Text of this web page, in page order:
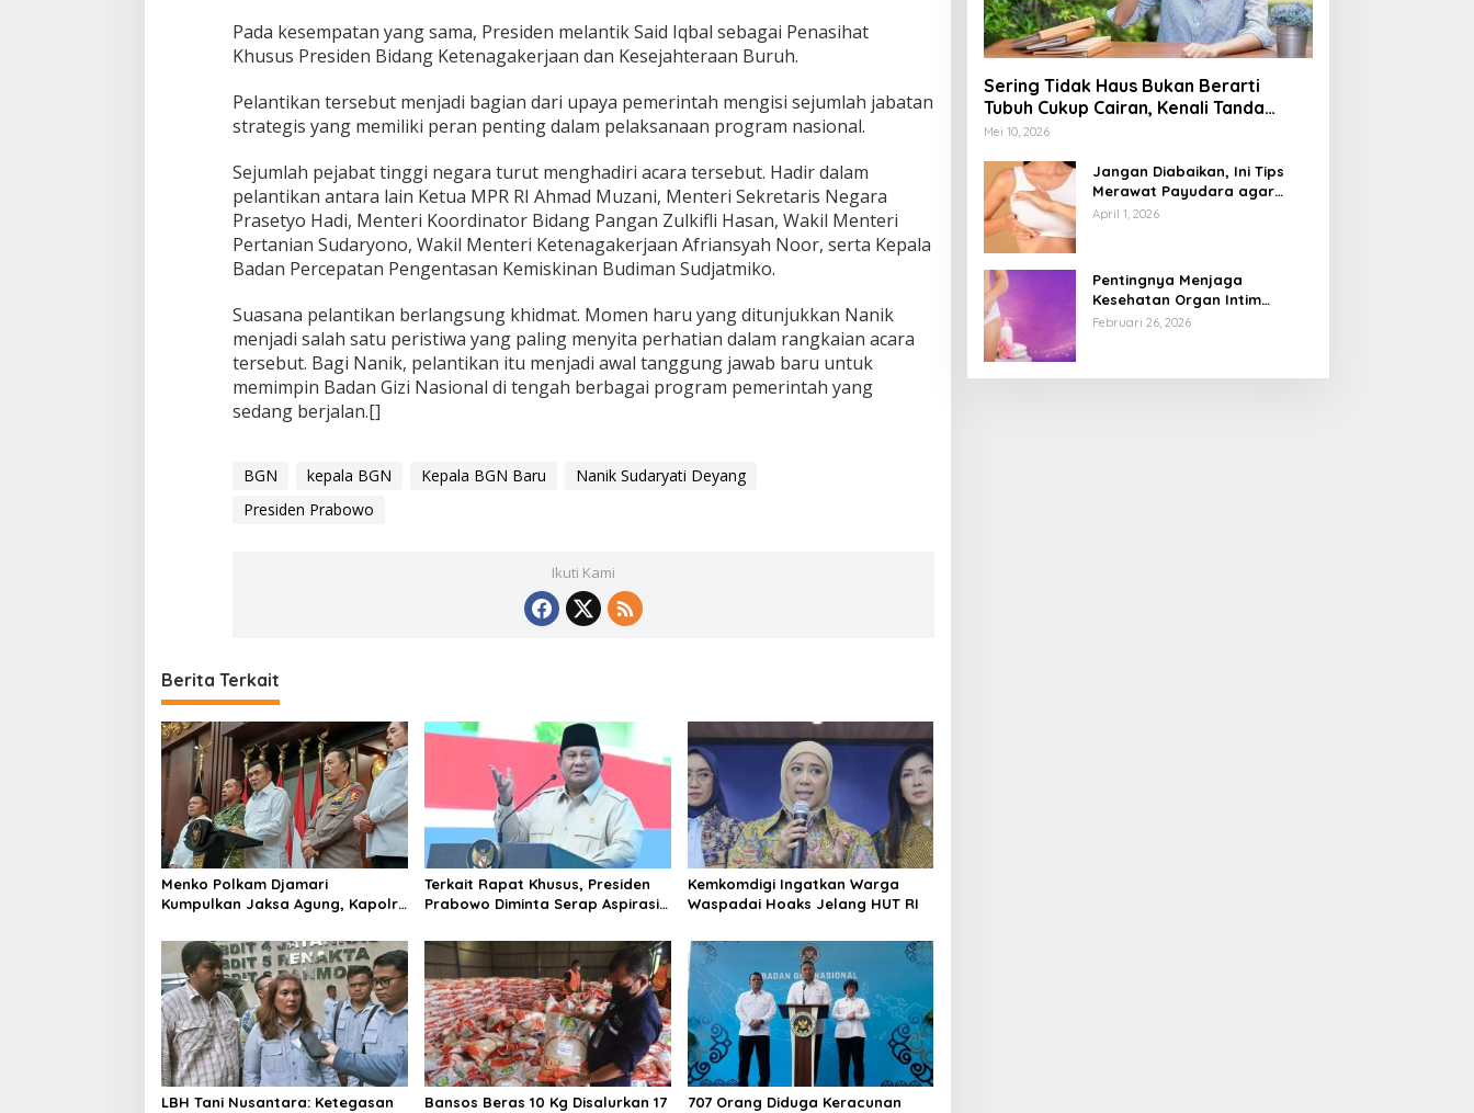
Pada kesempatan yang sama, Presiden melantik Said Iqbal sebagai Penasihat
Khusus Presiden Bidang Ketenagakerjaan dan Kesejahteraan Buruh.
Pelantikan tersebut menjadi bagian dari upaya pemerintah mengisi sejumlah jabatan
strategis yang memiliki peran penting dalam pelaksanaan program nasional.
Sejumlah pejabat tinggi negara turut menghadiri acara tersebut. Hadir dalam
pelantikan antara lain Ketua MPR RI Ahmad Muzani, Menteri Sekretaris Negara
Prasetyo Hadi, Menteri Koordinator Bidang Pangan Zulkifli Hasan, Wakil Menteri
Pertanian Sudaryono, Wakil Menteri Ketenagakerjaan Afriansyah Noor, serta Kepala
Badan Percepatan Pengentasan Kemiskinan Budiman Sudjatmiko.
Suasana pelantikan berlangsung khidmat. Momen haru yang ditunjukkan Nanik
menjadi salah satu peristiwa yang paling menyita perhatian dalam rangkaian acara
tersebut. Bagi Nanik, pelantikan itu menjadi awal tanggung jawab baru untuk
memimpin Badan Gizi Nasional di tengah berbagai program pemerintah yang
sedang berjalan.[]
BGN kepala BGN Kepala BGN Baru
Nanik Sudaryati Deyang
Presiden Prabowo
Ikuti Kami
Berita Terkait
Menko Polkam Djamari
Kumpulkan Jaksa Agung, Kapolri,
Bahas Situasi Nasional
Terkait Rapat Khusus, Presiden
Prabowo Diminta Serap Aspirasi
Kemkomdigi Ingatkan Warga
Waspadai Hoaks Jelang HUT RI
LBH Tani Nusantara: Ketegasan Bansos Beras 10 Kg Disalurkan 17 707 Orang Diduga Keracunan
Sering Tidak Haus Bukan Berarti
Tubuh Cukup Cairan, Kenali Tanda
Dehidrasi Ringan
Mei 10, 2026
Jangan Diabaikan, Ini Tips
Merawat Payudara agar
Tetap Sehat dan Terhindar
April 1, 2026
Pentingnya Menjaga
Kesehatan Organ Intim
Wanita, Ini 3 Cara Perawatan
Februari 26, 2026